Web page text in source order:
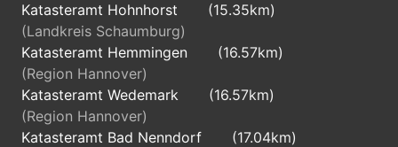
Katasteramt Hohnhorst
(15.35km)
(Landkreis Schaumburg)
Katasteramt Hemmingen
(16.57km)
(Region Hannover)
Katasteramt Wedemark
(16.57km)
(Region Hannover)
Katasteramt Bad Nenndorf
(17.04km)